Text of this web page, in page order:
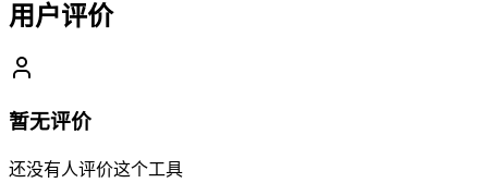
用户评价
暂无评价
还没有人评价这个工具